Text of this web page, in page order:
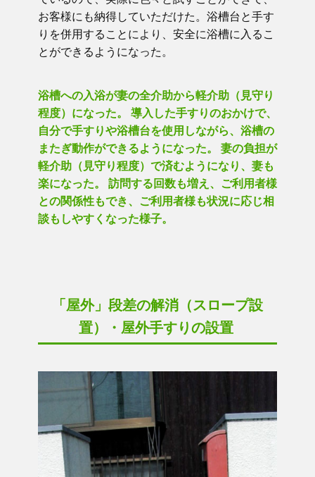
お客様にも納得していただけた。浴槽台と手す
りを併用することにより、安全に浴槽に入るこ
とができるようになった。
浴槽への入浴が妻の全介助から軽介助（見守り
程度）になった。 導入した手すりのおかけで、
自分で手すりや浴槽台を使用しながら、浴槽の
またぎ動作ができるようになった。 妻の負担が
軽介助（見守り程度）で済むようになり、妻も
楽になった。 訪問する回数も増え、ご利用者様
との関係性もでき、ご利用者様も状況に応じ相
談もしやすくなった様子。
「屋外」段差の解消（スロープ設
置）・屋外手すりの設置